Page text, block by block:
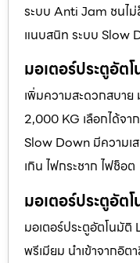
ระบบ Anti Jam ชนไ
แนบสนิท ระบบ Slow
มอเตอร์ประตูอัต
เพิ่มความสะดวกสบาย
2,000 KG เลือกได้จา
Slow Down มีความเ
เกิน ไฟกระชาก ไฟช็อต
มอเตอร์ประตูอัต
มอเตอร์ประตูอัตโนมัติ
พรีเมียม นำเข้าจากอิต